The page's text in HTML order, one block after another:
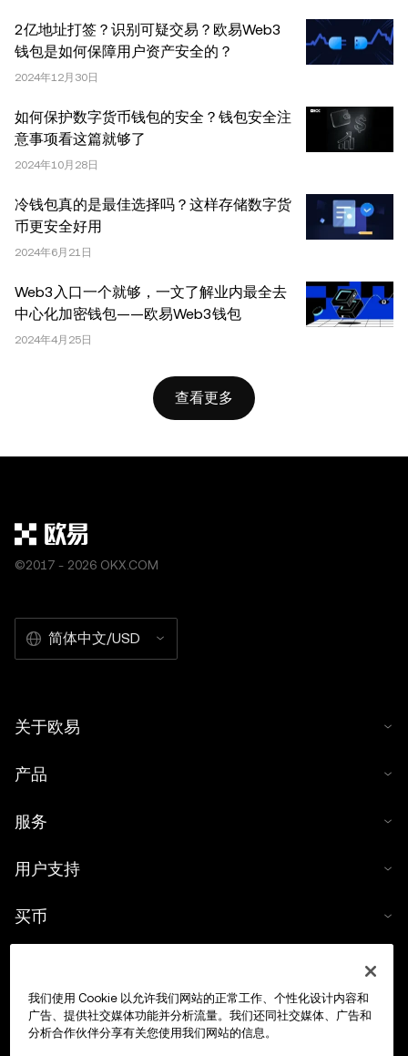
OKX。本文可以全文复制或分发，也可以使用本文 100 字
或更少的摘录，前提是此类使用是非商业性的。整篇文章的
任何复制或分发亦必须突出说明：“本文版权所有 © 2025
OKX，经许可使用。”允许的摘录必须引用文章名称并包含
出处，例如“文章名称，[作者姓名 (如适用)]，© 2025
OKX”。部分内容可能由人工智能（AI）工具生成或辅助生
成。不允许对本文进行衍生作品或其他用途。
2亿地址打签？识别可疑交易？欧易Web3
钱包是如何保障用户资产安全的？
2024年12月30日
如何保护数字货币钱包的安全？钱包安全注
意事项看这篇就够了
2024年10月28日
冷钱包真的是最佳选择吗？这样存储数字货
币更安全好用
2024年6月21日
Web3入口一个就够，一文了解业内最全去
中心化加密钱包——欧易Web3钱包
2024年4月25日
查看更多
©2017 - 2026 OKX.COM
简体中文/USD
关于欧易
产品
服务
用户支持
买币
交易
我们使用 Cookie 以允许我们网站的正常工作、个性化设计内容和
广告、提供社交媒体功能并分析流量。我们还同社交媒体、广告和
分析合作伙伴分享有关您使用我们网站的信息。